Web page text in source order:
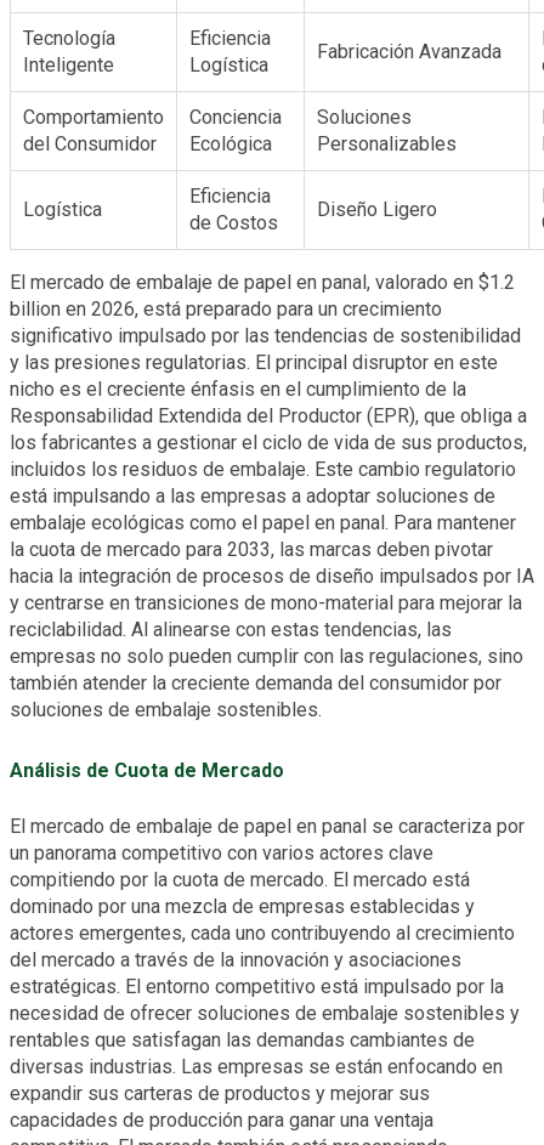
Tecnología
Inteligente
Eficiencia
Logística
Fabricación Avanzada
Comportamiento
del Consumidor
Conciencia
Ecológica
Soluciones
Personalizables
Logística
Eficiencia
de Costos
Diseño Ligero
El mercado de embalaje de papel en panal, valorado en $1.2
billion en 2026, está preparado para un crecimiento
significativo impulsado por las tendencias de sostenibilidad
y las presiones regulatorias. El principal disruptor en este
nicho es el creciente énfasis en el cumplimiento de la
Responsabilidad Extendida del Productor (EPR), que obliga a
los fabricantes a gestionar el ciclo de vida de sus productos,
incluidos los residuos de embalaje. Este cambio regulatorio
está impulsando a las empresas a adoptar soluciones de
embalaje ecológicas como el papel en panal. Para mantener
la cuota de mercado para 2033, las marcas deben pivotar
hacia la integración de procesos de diseño impulsados por IA
y centrarse en transiciones de mono-material para mejorar la
reciclabilidad. Al alinearse con estas tendencias, las
empresas no solo pueden cumplir con las regulaciones, sino
también atender la creciente demanda del consumidor por
soluciones de embalaje sostenibles.
Análisis de Cuota de Mercado
El mercado de embalaje de papel en panal se caracteriza por
un panorama competitivo con varios actores clave
compitiendo por la cuota de mercado. El mercado está
dominado por una mezcla de empresas establecidas y
actores emergentes, cada uno contribuyendo al crecimiento
del mercado a través de la innovación y asociaciones
estratégicas. El entorno competitivo está impulsado por la
necesidad de ofrecer soluciones de embalaje sostenibles y
rentables que satisfagan las demandas cambiantes de
diversas industrias. Las empresas se están enfocando en
expandir sus carteras de productos y mejorar sus
capacidades de producción para ganar una ventaja